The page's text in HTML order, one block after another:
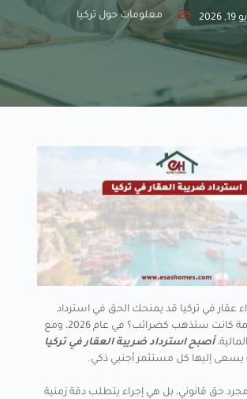
ح
2026 معلومات حول تركيا
عقار في تركيا قد يمنحك الحق في استرداد
مبالغ مالية ضخمة كانت ستذهب كضرائب؟ في عام 2026، ومع
أصبح استرداد ضريبة العقار في تركيا
يسعى إليها كل مستثمر أجنبي ذكي.
حق قانوني، بل هي إجراء يتطلب دقة زمنية